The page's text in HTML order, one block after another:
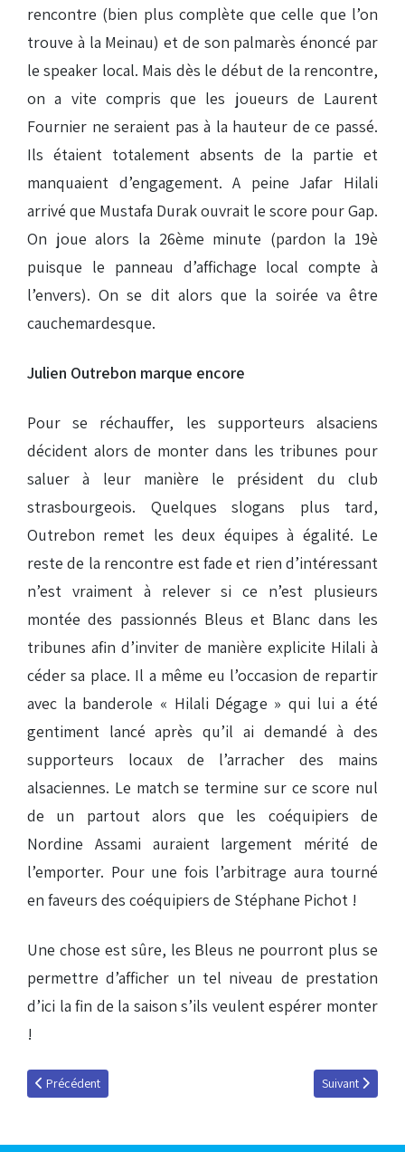
rencontre (bien plus complète que celle que l’on
trouve à la Meinau) et de son palmarès énoncé par
le speaker local. Mais dès le début de la rencontre,
on a vite compris que les joueurs de Laurent
Fournier ne seraient pas à la hauteur de ce passé.
Ils étaient totalement absents de la partie et
manquaient d’engagement. A peine Jafar Hilali
arrivé que Mustafa Durak ouvrait le score pour Gap.
On joue alors la 26ème minute (pardon la 19è
puisque le panneau d’affichage local compte à
l’envers). On se dit alors que la soirée va être
cauchemardesque.
Julien Outrebon marque encore
Pour se réchauffer, les supporteurs alsaciens
décident alors de monter dans les tribunes pour
saluer à leur manière le président du club
strasbourgeois. Quelques slogans plus tard,
Outrebon remet les deux équipes à égalité. Le
reste de la rencontre est fade et rien d’intéressant
n’est vraiment à relever si ce n’est plusieurs
montée des passionnés Bleus et Blanc dans les
tribunes afin d’inviter de manière explicite Hilali à
céder sa place. Il a même eu l’occasion de repartir
avec la banderole « Hilali Dégage » qui lui a été
gentiment lancé après qu’il ai demandé à des
supporteurs locaux de l’arracher des mains
alsaciennes. Le match se termine sur ce score nul
de un partout alors que les coéquipiers de
Nordine Assami auraient largement mérité de
l’emporter. Pour une fois l’arbitrage aura tourné
en faveurs des coéquipiers de Stéphane Pichot !
Une chose est sûre, les Bleus ne pourront plus se
permettre d’afficher un tel niveau de prestation
d’ici la fin de la saison s’ils veulent espérer monter
!
Article précédent : Racing / Gueugnon : les interviews d'après match
Précédent Article suivant :
Suivant